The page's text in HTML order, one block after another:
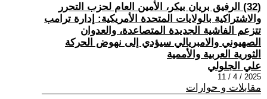
(32) الرفيق بريان بيكر، الأمين العام لحزب التحرر
والاشتراكية بالولايات المتحدة الأمريكية: إدارة ترامب
تتزعم الفاشية الجديدة المتصاعدة، والعدوان
الصهيوني والامبريالي سيؤدي إلى نهوض الحركة
الثورية العربية والأممية
علي الجلولي
2025 / 4 / 11
مقابلات و حوارات